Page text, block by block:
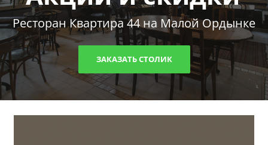
Ресторан Квартира 44 на Малой Ордынке
ЗАКАЗАТЬ СТОЛИК